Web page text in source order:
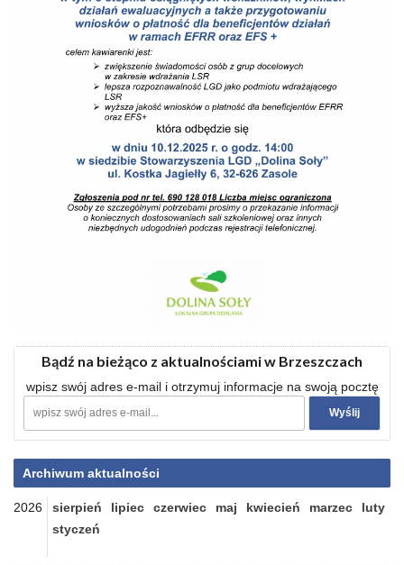
Bądź na bieżąco z aktualnościami w Brzeszczach
wpisz swój adres e-mail i otrzymuj informacje na swoją pocztę
Archiwum aktualności
2026 sierpień lipiec czerwiec maj kwiecień marzec
luty
styczeń